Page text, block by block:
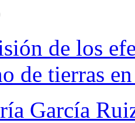
de los
de tierras
García